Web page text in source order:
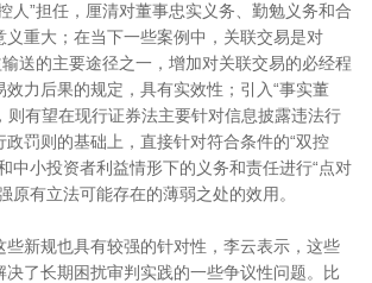
人”担任，厘清对董事忠实义务、勤勉义务和合
义重大；在当下一些案例中，关联交易是对
输送的主要途径之一，增加对关联交易的必经程
效力后果的规定，具有实效性；引入“事实董
则有望在现行证券法主要针对信息披露违法行
政罚则的基础上，直接针对符合条件的“双控
中小投资者利益情形下的义务和责任进行“点对
原有立法可能存在的薄弱之处的效用。
些新规也具有较强的针对性，李云表示，这些
决了长期困扰审判实践的一些争议性问题。比